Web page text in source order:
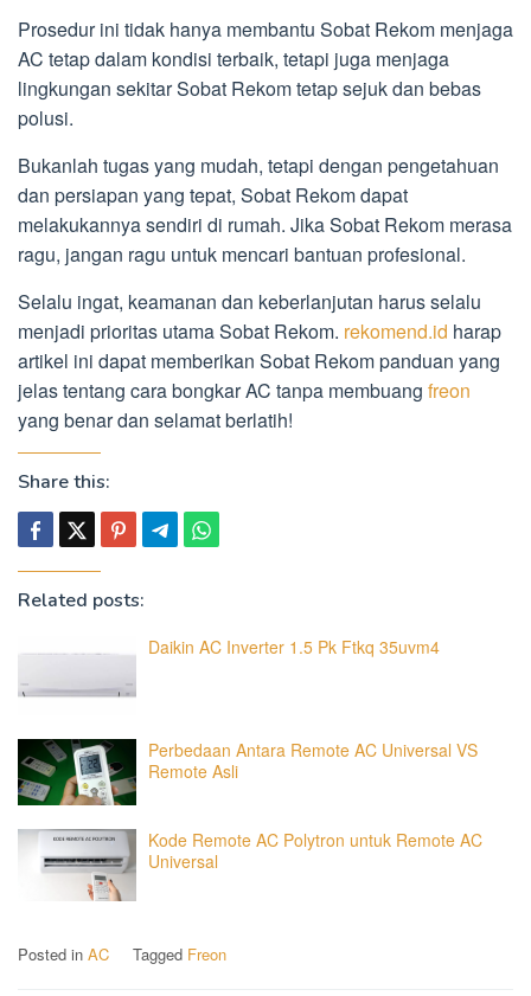
Prosedur ini tidak hanya membantu Sobat Rekom menjaga
AC tetap dalam kondisi terbaik, tetapi juga menjaga
lingkungan sekitar Sobat Rekom tetap sejuk dan bebas
polusi.
Bukanlah tugas yang mudah, tetapi dengan pengetahuan
dan persiapan yang tepat, Sobat Rekom dapat
melakukannya sendiri di rumah. Jika Sobat Rekom merasa
ragu, jangan ragu untuk mencari bantuan profesional.
Selalu ingat, keamanan dan keberlanjutan harus selalu
menjadi prioritas utama Sobat Rekom. rekomend.id harap
artikel ini dapat memberikan Sobat Rekom panduan yang
jelas tentang cara bongkar AC tanpa membuang freon
yang benar dan selamat berlatih!
Share this:
Related posts:
Daikin AC Inverter 1.5 Pk Ftkq 35uvm4
Perbedaan Antara Remote AC Universal VS
Remote Asli
Kode Remote AC Polytron untuk Remote AC
Universal
Posted in AC Tagged Freon